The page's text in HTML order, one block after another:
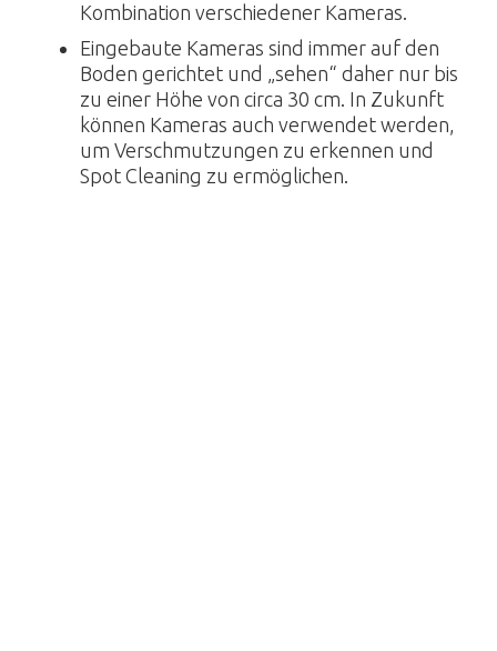
Kombination verschiedener Kameras.
Eingebaute Kameras sind immer auf den
Boden gerichtet und „sehen“ daher nur bis
zu einer Höhe von circa 30 cm. In Zukunft
können Kameras auch verwendet werden,
um Verschmutzungen zu erkennen und
Spot Cleaning zu ermöglichen.